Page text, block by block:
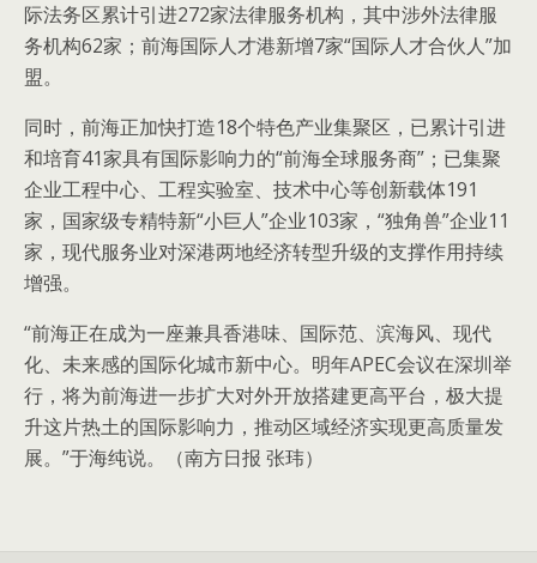
际法务区累计引进272家法律服务机构，其中涉外法律服
务机构62家；前海国际人才港新增7家“国际人才合伙人”加
盟。
同时，前海正加快打造18个特色产业集聚区，已累计引进
和培育41家具有国际影响力的“前海全球服务商”；已集聚
企业工程中心、工程实验室、技术中心等创新载体191
家，国家级专精特新“小巨人”企业103家，“独角兽”企业11
家，现代服务业对深港两地经济转型升级的支撑作用持续
增强。
“前海正在成为一座兼具香港味、国际范、滨海风、现代
化、未来感的国际化城市新中心。明年APEC会议在深圳举
行，将为前海进一步扩大对外开放搭建更高平台，极大提
升这片热土的国际影响力，推动区域经济实现更高质量发
展。”于海纯说。（南方日报 张玮）